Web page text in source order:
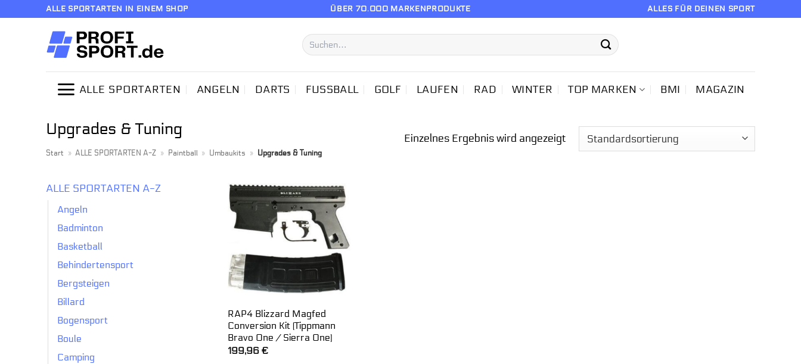
ALLE SPORTARTEN IN EINEM SHOP ÜBER 70.000 MARKENPRODUKTE ALLES FÜR DEINEN SPORT
Suchen
nach:
ALLE SPORTARTEN ANGELN DARTS FUSSBALL GOLF LAUFEN RAD WINTER TOP MARKEN BMI MAGAZIN
Upgrades & Tuning
Start » ALLE SPORTARTEN A-Z » Paintball » Umbaukits » Upgrades & Tuning
Einzelnes Ergebnis wird angezeigt
ALLE SPORTARTEN A-Z
Angeln
Badminton
Basketball
Behindertensport
Bergsteigen
Billard
Bogensport
Boule
Camping
RAP4 Blizzard Magfed
Conversion Kit (Tippmann
Bravo One / Sierra One)
199,96 €